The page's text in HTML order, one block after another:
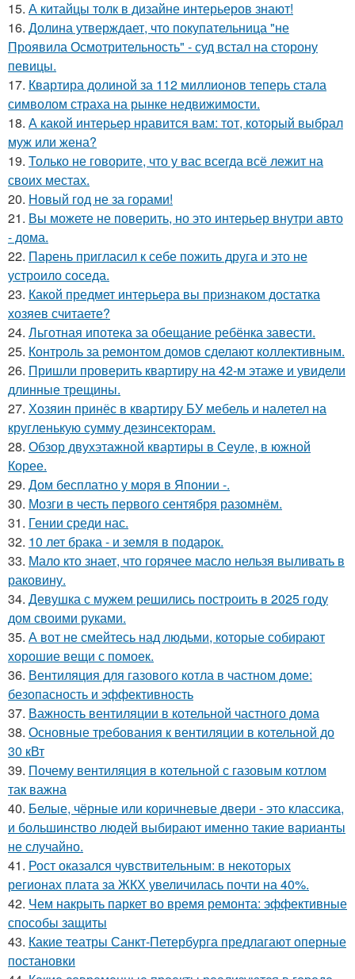
15. А китайцы толк в дизайне интерьеров знают!
16. Долина утверждает, что покупательница "не
Проявила Осмотрительность" - суд встал на сторону
певицы.
17. Квартира долиной за 112 миллионов теперь стала
символом страха на рынке недвижимости.
18. А какой интерьер нравится вам: тот, который выбрал
муж или жена?
19. Только не говорите, что у вас всегда всё лежит на
своих местах.
20. Новый год не за горами!
21. Вы можете не поверить, но это интерьер внутри авто
- дома.
22. Парень пригласил к себе пожить друга и это не
устроило соседа.
23. Какой предмет интерьера вы признаком достатка
хозяев считаете?
24. Льготная ипотека за обещание ребёнка завести.
25. Контроль за ремонтом домов сделают коллективным.
26. Пришли проверить квартиру на 42-м этаже и увидели
длинные трещины.
27. Хозяин принёс в квартиру БУ мебель и налетел на
кругленькую сумму дезинсекторам.
28. Обзор двухэтажной квартиры в Сеуле, в южной
Корее.
29. Дом бесплатно у моря в Японии -.
30. Мозги в честь первого сентября разомнём.
31. Гении среди нас.
32. 10 лет брака - и земля в подарок.
33. Мало кто знает, что горячее масло нельзя выливать в
раковину.
34. Девушка с мужем решились построить в 2025 году
дом своими руками.
35. А вот не смейтесь над людьми, которые собирают
хорошие вещи с помоек.
36. Вентиляция для газового котла в частном доме:
безопасность и эффективность
37. Важность вентиляции в котельной частного дома
38. Основные требования к вентиляции в котельной до
30 кВт
39. Почему вентиляция в котельной с газовым котлом
так важна
40. Белые, чёрные или коричневые двери - это классика,
и большинство людей выбирают именно такие варианты
не случайно.
41. Рост оказался чувствительным: в некоторых
регионах плата за ЖКХ увеличилась почти на 40%.
42. Чем накрыть паркет во время ремонта: эффективные
способы защиты
43. Какие театры Санкт-Петербурга предлагают оперные
постановки